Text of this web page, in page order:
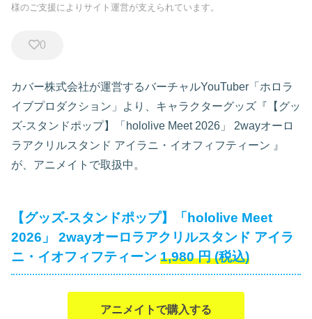
様のご支援によりサイト運営が支えられています。
0
カバー株式会社が運営するバーチャルYouTuber「ホロラ
イブプロダクション」より、キャラクターグッズ『【グッ
ズ-スタンドポップ】「hololive Meet 2026」 2wayオーロ
ラアクリルスタンド アイラニ・イオフィフティーン 』
が、アニメイトで取扱中。
【グッズ-スタンドポップ】「hololive Meet
2026」 2wayオーロラアクリルスタンド アイラ
ニ・イオフィフティーン 1,980 円 (税込)
アニメイトで購入する